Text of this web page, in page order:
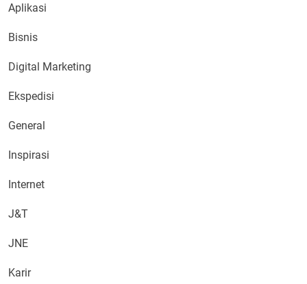
Aplikasi
Bisnis
Digital Marketing
Ekspedisi
General
Inspirasi
Internet
J&T
JNE
Karir